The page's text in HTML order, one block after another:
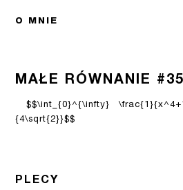
O MNIE
MAŁE RÓWNANIE #35
$$\int_{0}^{\infty}
{4\sqrt{2}}$$
PLECY